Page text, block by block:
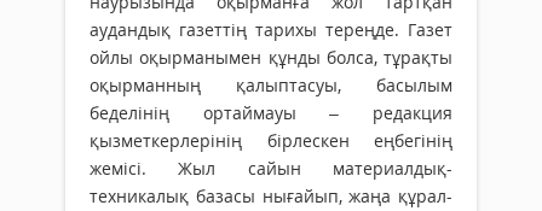
аудандық газеттің тарихы тереңде. Газет
ойлы оқырманымен құнды болса, тұрақты
оқырманның қалыптасуы, басылым
беделінің ортаймауы – редакция
қызметкерлерінің бірлескен еңбегінің
жемісі. Жыл сайын материалдық-
техникалық базасы нығайып, жаңа құрал-